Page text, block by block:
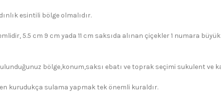
esintili bölge olmalıdır.
5.5 cm 9 cm yada 11 cm saksıda alınan çiçekler 1 numara
bölge,konum,saksı ebatı ve toprak seçimi sukulent ve
kurudukça sulama yapmak tek önemli kuraldır.